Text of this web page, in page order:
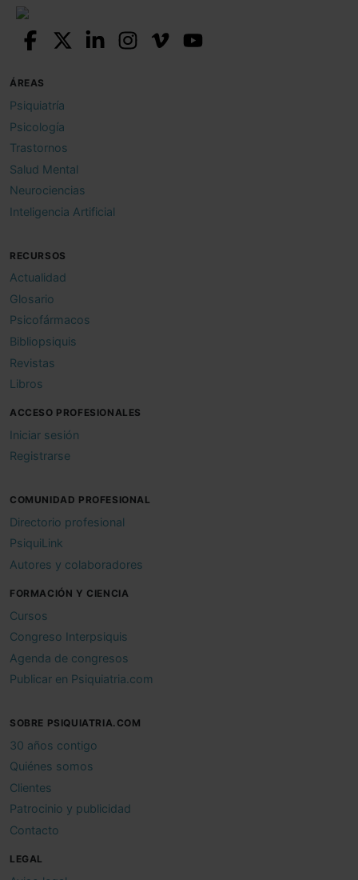
ÁREAS
Psiquiatría
Psicología
Trastornos
Salud Mental
Neurociencias
Inteligencia Artificial
RECURSOS
Actualidad
Glosario
Psicofármacos
Bibliopsiquis
Revistas
Libros
ACCESO PROFESIONALES
Iniciar sesión
Registrarse
COMUNIDAD PROFESIONAL
Directorio profesional
PsiquiLink
Autores y colaboradores
FORMACIÓN Y CIENCIA
Cursos
Congreso Interpsiquis
Agenda de congresos
Publicar en Psiquiatria.com
SOBRE PSIQUIATRIA.COM
30 años contigo
Quiénes somos
Clientes
Patrocinio y publicidad
Contacto
LEGAL